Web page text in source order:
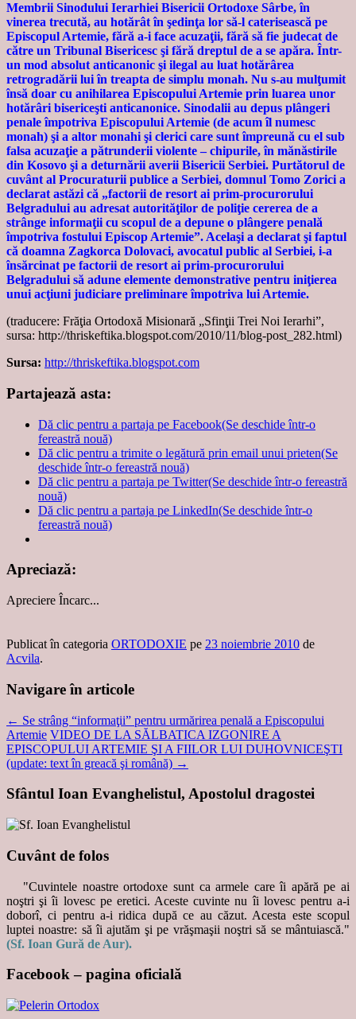
Membrii Sinodului Ierarhiei Bisericii Ortodoxe Sârbe, în
vinerea trecută, au hotărât în şedinţa lor să-l caterisească pe
Episcopul Artemie, fără a-i face acuzaţii, fără să fie judecat de
către un Tribunal Bisericesc şi fără dreptul de a se apăra. Într-
un mod absolut anticanonic şi ilegal au luat hotărârea
retrogradării lui în treapta de simplu monah. Nu s-au mulţumit
însă doar cu anihilarea Episcopului Artemie prin luarea unor
hotărâri bisericeşti anticanonice. Sinodalii au depus plângeri
penale împotriva Episcopului Artemie (de acum îl numesc
monah) şi a altor monahi şi clerici care sunt împreună cu el sub
falsa acuzaţie a pătrunderii violente – chipurile, în mănăstirile
din Kosovo şi a deturnării averii Bisericii Serbiei. Purtătorul de
cuvânt al Procuraturii publice a Serbiei, domnul Tomo Zorici a
declarat astăzi că „factorii de resort ai prim-procurorului
Belgradului au adresat autorităţilor de poliţie cererea de a
strânge informaţii cu scopul de a depune o plângere penală
împotriva fostului Episcop Artemie”. Acelaşi a declarat şi faptul
că doamna Zagkorca Dolovaci, avocatul public al Serbiei, i-a
însărcinat pe factorii de resort ai prim-procurorului
Belgradului să adune elemente demonstrative pentru iniţierea
unui acţiuni judiciare preliminare împotriva lui Artemie.
(traducere: Frăţia Ortodoxă Misionară „Sfinţii Trei Noi Ierarhi”,
sursa: http://thriskeftika.blogspot.com/2010/11/blog-post_282.html)
Sursa: http://thriskeftika.blogspot.com
Partajează asta:
Dă clic pentru a partaja pe Facebook(Se deschide într-o
fereastră nouă)
Dă clic pentru a trimite o legătură prin email unui prieten(Se
deschide într-o fereastră nouă)
Dă clic pentru a partaja pe Twitter(Se deschide într-o fereastră
nouă)
Dă clic pentru a partaja pe LinkedIn(Se deschide într-o
fereastră nouă)
Apreciază:
Apreciere Încarc...
Publicat în categoria ORTODOXIE pe 23 noiembrie 2010 de
Acvila.
Navigare în articole
← Se strâng “informaţii” pentru urmărirea penală a Episcopului
Artemie VIDEO DE LA SĂLBATICA IZGONIRE A
EPISCOPULUI ARTEMIE ŞI A FIILOR LUI DUHOVNICEŞTI
(update: text în greacă şi română) →
Sfântul Ioan Evanghelistul, Apostolul dragostei
Cuvânt de folos
"Cuvintele noastre ortodoxe sunt ca armele care îi apără pe ai
noştri şi îi lovesc pe eretici. Aceste cuvinte nu îi lovesc pentru a-i
doborî, ci pentru a-i ridica după ce au căzut. Acesta este scopul
luptei noastre: să îi ajutăm şi pe vrăşmaşii noştri să se mântuiască."
(Sf. Ioan Gură de Aur).
Facebook – pagina oficială